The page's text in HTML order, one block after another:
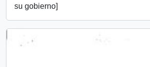
su gobierno]